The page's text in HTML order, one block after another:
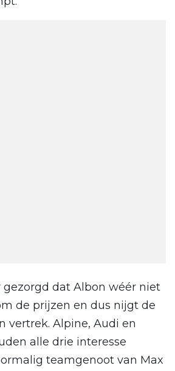
gezorgd dat Albon wéér niet
de prijzen en dus nijgt de
vertrek. Alpine, Audi en
alle drie interesse
teamgenoot van Max